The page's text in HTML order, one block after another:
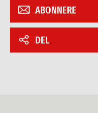
ABONNERE
DEL